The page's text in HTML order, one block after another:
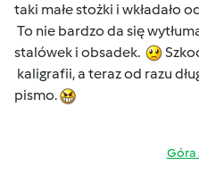
taki małe stożki i wkładało
To nie bardzo da się
stalówek i obsadek.
kaligrafii, a teraz od razu
pismo.
Góra